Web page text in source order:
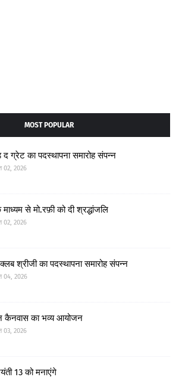
MOST POPULAR
द ग्रेट का पदस्थापना समारोह संपन्न
02, 2026
माध्यम से मो.रफ़ी को दी श्रद्धांजलि
02, 2026
श्रीजी का पदस्थापना समारोह संपन्न
04, 2026
कैनवास का भव्य आयोजन
03, 2026
13 को मनाएंगे